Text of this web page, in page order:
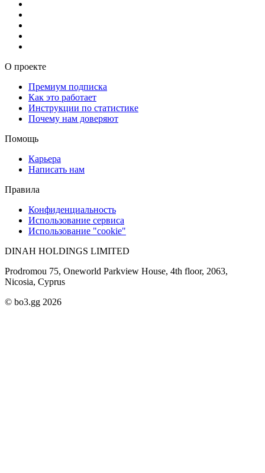
О проекте
Премиум подписка
Как это работает
Инструкции по статистике
Почему нам доверяют
Помощь
Карьера
Написать нам
Правила
Конфиденциальность
Использование сервиса
Использование "cookie"
DINAH HOLDINGS LIMITED
Prodromou 75, Oneworld Parkview House, 4th floor, 2063,
Nicosia, Cyprus
© bo3.gg 2026